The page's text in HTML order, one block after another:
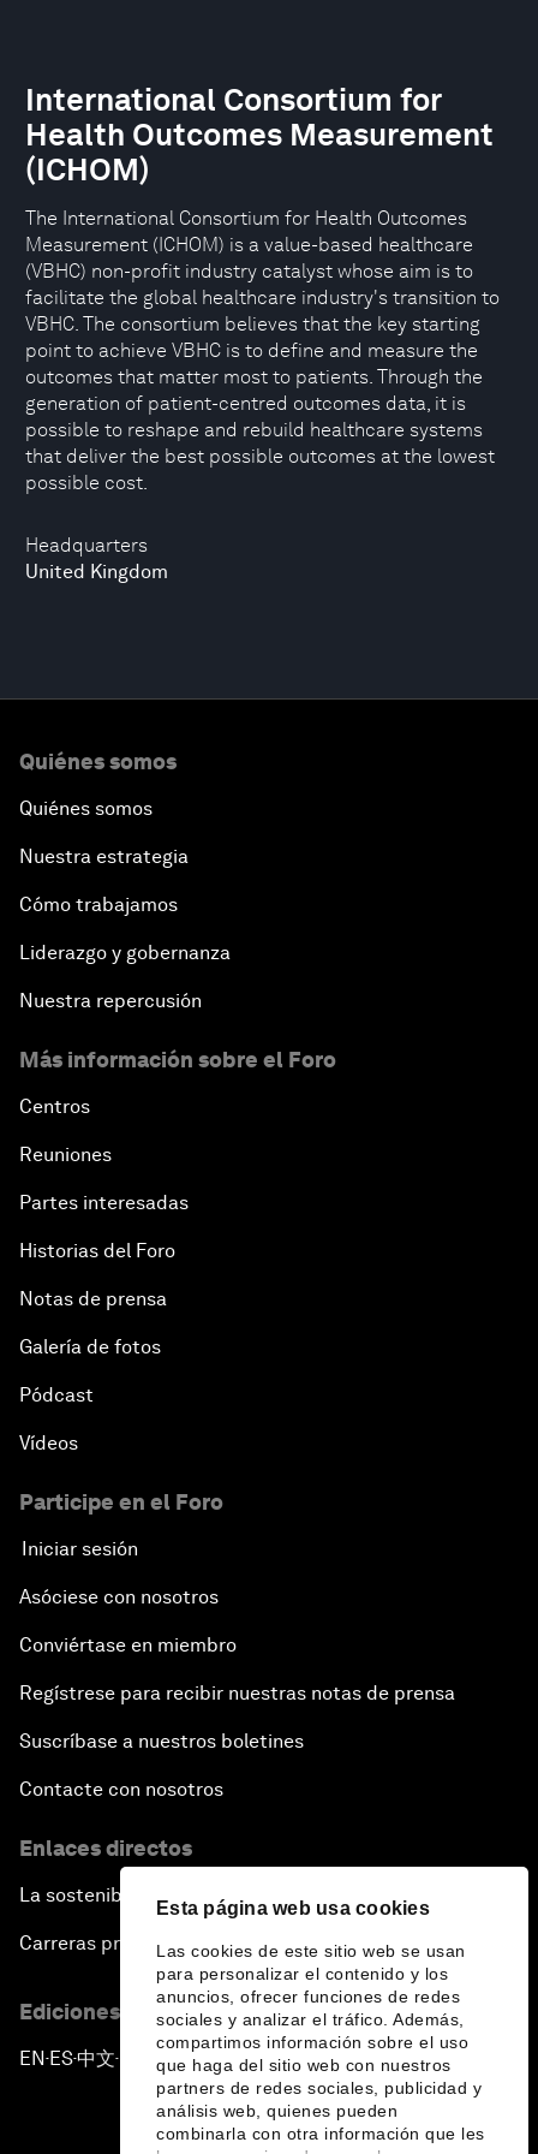
Esta página web usa cookies
Las cookies de este sitio web se usan
para personalizar el contenido y los
anuncios, ofrecer funciones de redes
sociales y analizar el tráfico. Además,
compartimos información sobre el uso
que haga del sitio web con nuestros
partners de redes sociales, publicidad y
análisis web, quienes pueden
combinarla con otra información que les
Headquarters
United Kingdom
International Consortium for
Health Outcomes Measurement
(ICHOM)
The International Consortium for Health Outcomes
Measurement (ICHOM) is a value-based healthcare
(VBHC) non-profit industry catalyst whose aim is to
facilitate the global healthcare industry's transition to
VBHC. The consortium believes that the key starting
point to achieve VBHC is to define and measure the
outcomes that matter most to patients. Through the
generation of patient-centred outcomes data, it is
possible to reshape and rebuild healthcare systems
that deliver the best possible outcomes at the lowest
possible cost.
Quiénes somos
Quiénes somos
Nuestra estrategia
Cómo trabajamos
Liderazgo y gobernanza
Nuestra repercusión
Más información sobre el Foro
Centros
Reuniones
Partes interesadas
Historias del Foro
Notas de prensa
Galería de fotos
Pódcast
Vídeos
Participe en el Foro
Iniciar sesión
Asóciese con nosotros
Conviértase en miembro
Regístrese para recibir nuestras notas de prensa
Suscríbase a nuestros boletines
Contacte con nosotros
Enlaces directos
La sostenibilidad en el Foro
Carreras profesionales
Ediciones en otros idiomas
EN ▪ES▪中文▪ 日本語